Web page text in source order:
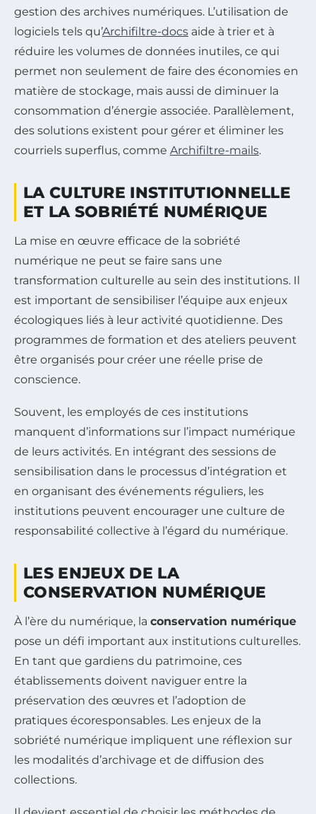
gestion des archives numériques. L’utilisation de
logiciels tels qu’Archifiltre-docs aide à trier et à
réduire les volumes de données inutiles, ce qui
permet non seulement de faire des économies en
matière de stockage, mais aussi de diminuer la
consommation d’énergie associée. Parallèlement,
des solutions existent pour gérer et éliminer les
courriels superflus, comme Archifiltre-mails.
LA CULTURE INSTITUTIONNELLE
ET LA SOBRIÉTÉ NUMÉRIQUE
La mise en œuvre efficace de la sobriété
numérique ne peut se faire sans une
transformation culturelle au sein des institutions. Il
est important de sensibiliser l’équipe aux enjeux
écologiques liés à leur activité quotidienne. Des
programmes de formation et des ateliers peuvent
être organisés pour créer une réelle prise de
conscience.
Souvent, les employés de ces institutions
manquent d’informations sur l’impact numérique
de leurs activités. En intégrant des sessions de
sensibilisation dans le processus d’intégration et
en organisant des événements réguliers, les
institutions peuvent encourager une culture de
responsabilité collective à l’égard du numérique.
LES ENJEUX DE LA
CONSERVATION NUMÉRIQUE
À l’ère du numérique, la conservation numérique
pose un défi important aux institutions culturelles.
En tant que gardiens du patrimoine, ces
établissements doivent naviguer entre la
préservation des œuvres et l’adoption de
pratiques écoresponsables. Les enjeux de la
sobriété numérique impliquent une réflexion sur
les modalités d’archivage et de diffusion des
collections.